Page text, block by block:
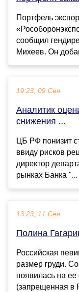
Портфель
сообщил
Михеев. Он
19:23, 09 Сен
Аналитик
снижения ...
ЦБ РФ понизит
ввиду рисков
директор
рынках Банка "...
13:23, 11 Сен
Полина
Российская
размер груди.
появилась на ее
(запрещенная в